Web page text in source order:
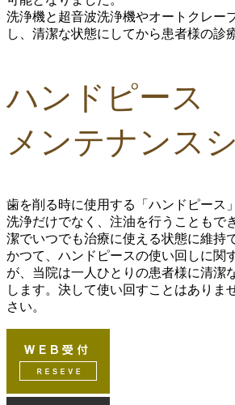
洗浄機と超音波洗浄機やオートクレー
し、清潔な状態にしてから患者様の診
ハンドピース
メンテナンス
歯を削る時に使用する「ハンドピース
洗浄だけでなく、注油を行うこともでき
潔でいつでも治療に使える状態に維持
かつて、ハンドピースの使い回しに関
が、当院は一人ひとりの患者様に清潔
します。決して使い回すことはありま
さい。